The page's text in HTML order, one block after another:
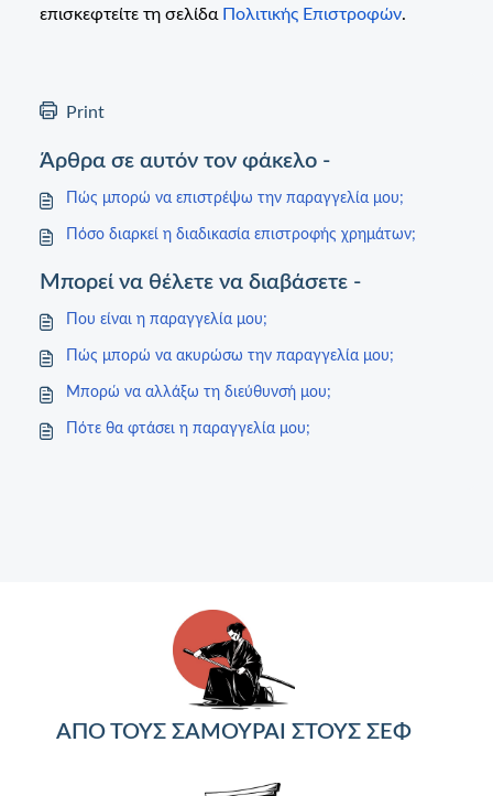
επισκεφτείτε τη σελίδα Πολιτικής Επιστροφών.
Print
Άρθρα σε αυτόν τον φάκελο -
Πώς μπορώ να επιστρέψω την παραγγελία μου;
Πόσο διαρκεί η διαδικασία επιστροφής χρημάτων;
Μπορεί να θέλετε να διαβάσετε -
Που είναι η παραγγελία μου;
Πώς μπορώ να ακυρώσω την παραγγελία μου;
Μπορώ να αλλάξω τη διεύθυνσή μου;
Πότε θα φτάσει η παραγγελία μου;
ΑΠΟ ΤΟΥΣ ΣΑΜΟΥΡΑΙ ΣΤΟΥΣ ΣΕΦ